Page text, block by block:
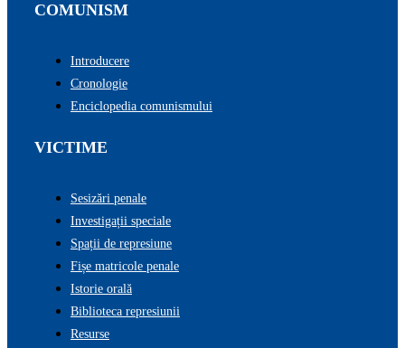
COMUNISM
Introducere
Cronologie
Enciclopedia comunismului
VICTIME
Sesizări penale
Investigații speciale
Spații de represiune
Fișe matricole penale
Istorie orală
Biblioteca represiunii
Resurse